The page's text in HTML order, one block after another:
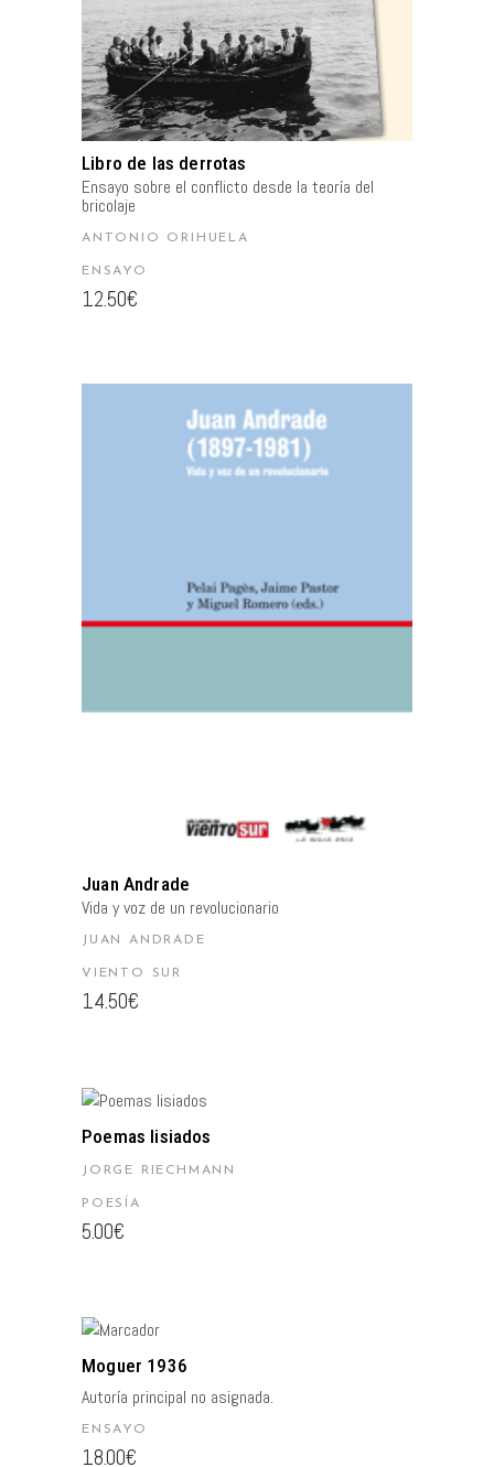
Libro de las derrotas
Ensayo sobre el conflicto desde la teoría del
bricolaje
ANTONIO ORIHUELA
ENSAYO
12.50€
AÑADIR AL CARRITO
Juan Andrade
Vida y voz de un revolucionario
JUAN ANDRADE
VIENTO SUR
14.50€
Poemas lisiados
JORGE RIECHMANN
POESÍA
5.00€
Moguer 1936
Autoría principal no asignada.
ENSAYO
18.00€